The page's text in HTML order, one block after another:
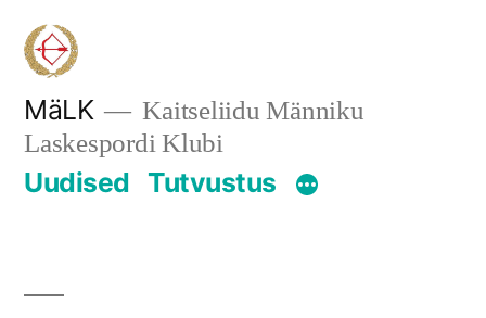
Skip
content
MäLK
Kaitseliidu Männiku
Laskespordi Klubi
Uudised Tutvustus